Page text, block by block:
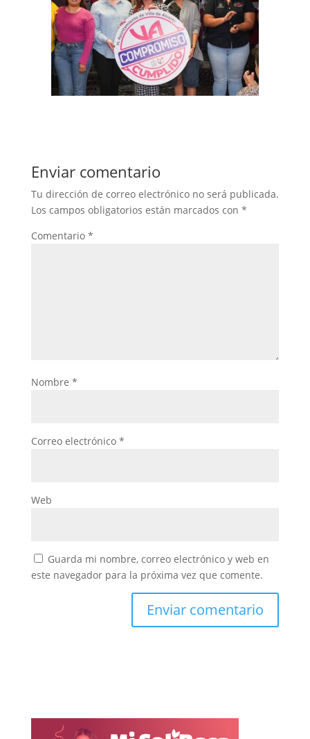
Enviar comentario
Tu dirección de correo electrónico no será publicada.
Los campos obligatorios están marcados con *
Comentario *
Nombre *
Correo electrónico *
Web
Guarda mi nombre, correo electrónico y web en
este navegador para la próxima vez que comente.